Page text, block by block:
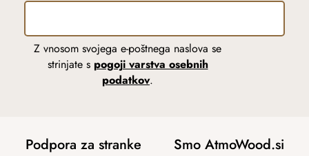
Z vnosom svojega e-poštnega naslova se
strinjate s pogoji varstva osebnih
podatkov.
Podpora za stranke Smo AtmoWood.si